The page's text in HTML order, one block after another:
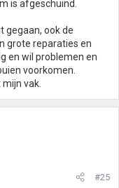
is afgeschuind.
gegaan, ook de
grote reparaties en
en wil problemen en
voorkomen.
vak.
#25